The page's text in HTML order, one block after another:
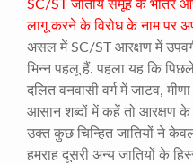
SC/ST जातीय समूह के भीतर
लागू करने के विरोध के नाम पर
असल में SC/ST आरक्षण में
भिन्न पहलू हैं. पहला यह कि
दलित वनवासी वर्ग में जाटव,
आसान शब्दों में कहें तो आरक्षण के
उक्त कुछ चिन्हित जातियों ने
हमराह दूसरी अन्य जातियों के